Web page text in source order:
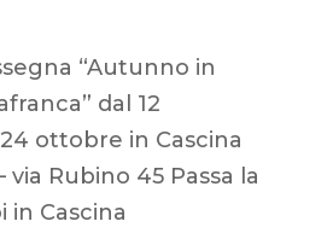
“Autunno in
dal 12
ottobre in Cascina
via Rubino 45 Passa la
in Cascina